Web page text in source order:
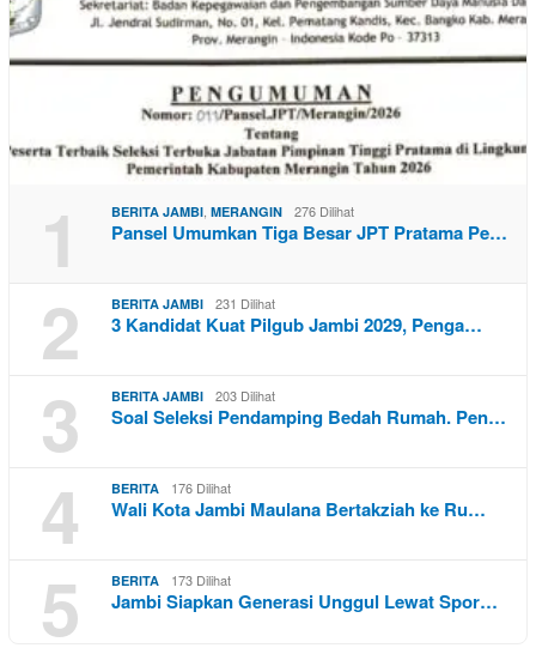
1 BERITA JAMBI, MERANGIN 276 Dilihat
Pansel Umumkan Tiga Besar JPT Pratama Pe…
2 BERITA JAMBI 231 Dilihat
3 Kandidat Kuat Pilgub Jambi 2029, Penga…
3 BERITA JAMBI 203 Dilihat
Soal Seleksi Pendamping Bedah Rumah. Pen…
4 BERITA 176 Dilihat
Wali Kota Jambi Maulana Bertakziah ke Ru…
5 BERITA 173 Dilihat
Jambi Siapkan Generasi Unggul Lewat Spor…